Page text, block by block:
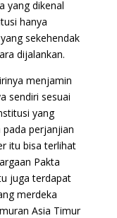
yang dikenal
hanya
sekehendak
dijalankan.
menjamin
sendiri sesuai
yang
perjanjian
itu bisa terlihat
Pakta
juga terdapat
merdeka
Asia Timur